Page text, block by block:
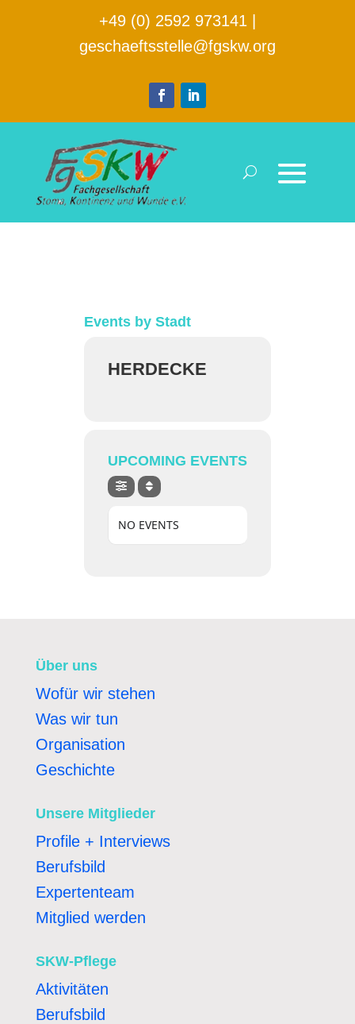
+49 (0) 2592 973141
geschaeftsstelle@fgskw.org
Events by Stadt
HERDECKE
UPCOMING EVENTS
NO EVENTS
Über uns
Wofür wir stehen
Was wir tun
Organisation
Geschichte
Unsere Mitglieder
Profile + Interviews
Berufsbild
Expertenteam
Mitglied werden
SKW-Pflege
Aktivitäten
Berufsbild